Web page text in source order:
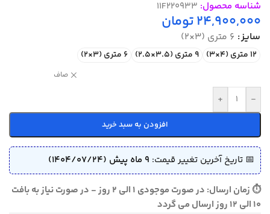
شناسه محصول: 11F220933
24,900,000تومان
سایز 6 متری (3×2)
12 متری (4×3) 9 متری (3.5×2.5) 6 متری (3×2)
صاف
-
+
افزودن به سبد خرید
📅 تاریخ آخرین تغییر قیمت: 9 ماه پیش (1404/07/24)
⏱ زمان ارسال: در صورت موجودی 1 الی 2 روز - در صورت نیاز به بافت
10 الی 12 روز ارسال می گردد